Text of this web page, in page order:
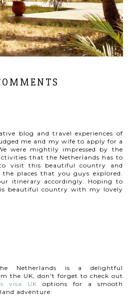
blog and travel experiences of
me and my wife to apply for a
were mightily impressed by the
that the Netherlands has to
visit this beautiful country and
places that you guys explored.
itinerary accordingly. Hoping to
beautiful country with my lovely
Netherlands is a delightful
the UK, don't forget to check out
visa UK options for a smooth
adventure.